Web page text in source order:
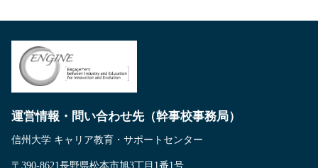
運営情報・問い合わせ先（幹事校事務局）
信州大学 キャリア教育・サポートセンター
〒390-8621長野県松本市旭3丁目1番1号